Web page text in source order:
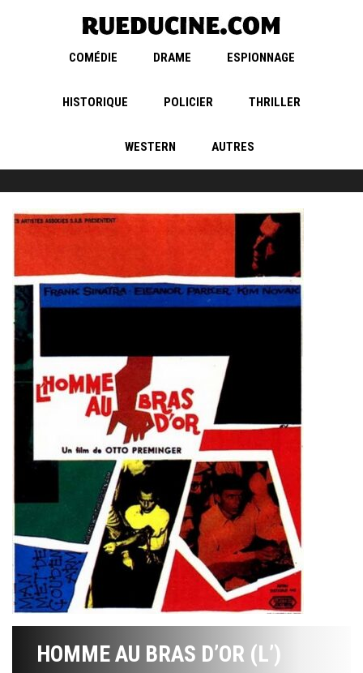
COMÉDIE DRAME ESPIONNAGE
HISTORIQUE POLICIER THRILLER
WESTERN AUTRES
HOMME AU BRAS D’OR (L’)